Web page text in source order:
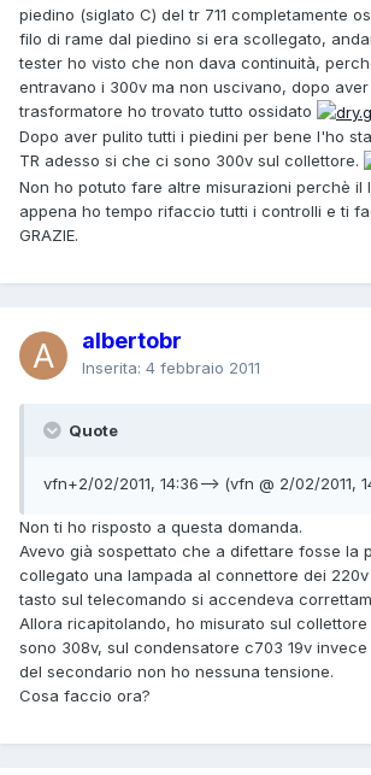
piedino (siglato C) del tr 711 completamente
filo di rame dal piedino si era scollegato,
tester ho visto che non dava continuità,
entravano i 300v ma non uscivano, dopo
trasformatore ho trovato tutto ossidato
Dopo aver pulito tutti i piedini per bene l'ho
TR adesso si che ci sono 300v sul collettore.
Non ho potuto fare altre misurazioni perchè il
appena ho tempo rifaccio tutti i controlli e ti
GRAZIE.
albertobr
Inserita: 4 febbraio 2011
Quote
vfn+2/02/2011, 14:36--> (vfn @ 2/02/2011,
Non ti ho risposto a questa domanda.
Avevo già sospettato che a difettare fosse la
collegato una lampada al connettore dei
tasto sul telecomando si accendeva
Allora ricapitolando, ho misurato sul collettore
sono 308v, sul condensatore c703 19v invece
del secondario non ho nessuna tensione.
Cosa faccio ora?